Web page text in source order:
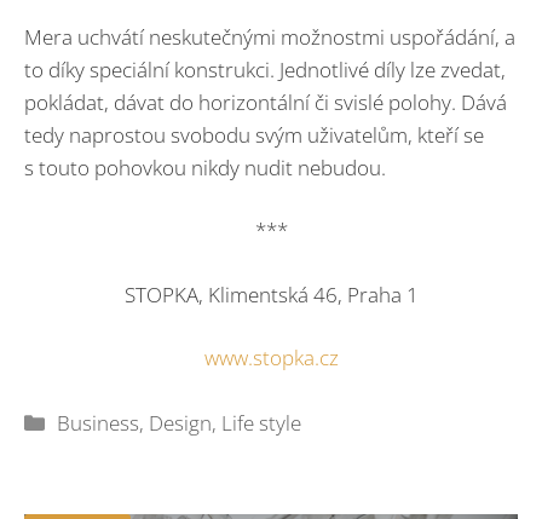
Mera uchvátí neskutečnými možnostmi uspořádání, a
to díky speciální konstrukci. Jednotlivé díly lze zvedat,
pokládat, dávat do horizontální či svislé polohy. Dává
tedy naprostou svobodu svým uživatelům, kteří se
s touto pohovkou nikdy nudit nebudou.
***
STOPKA, Klimentská 46, Praha 1
www.stopka.cz
Rubriky
Business, Design, Life style